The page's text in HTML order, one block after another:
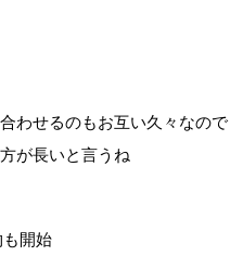
わせるのもお互い久々なので
が長いと言うね
開始